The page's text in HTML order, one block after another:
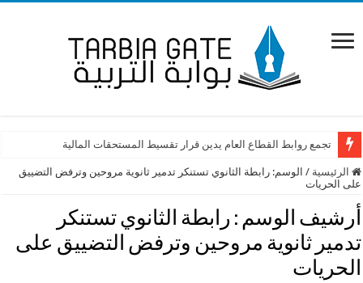
تجمع روابط القطاع العام يدين قرار تقسيط المستحقات المالية
الرئيسية / الوسم:رابطة الثانوي تستنكر تدمير ثانوية مروحين وترفض التضييق
على الحريات
أرشيف الوسم : رابطة الثانوي تستنكر
تدمير ثانوية مروحين وترفض التضييق على
الحريات